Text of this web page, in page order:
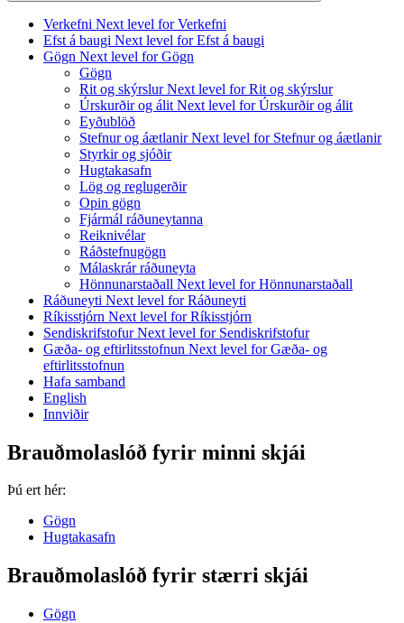
Verkefni Next level for Verkefni
Efst á baugi Next level for Efst á baugi
Gögn Next level for Gögn
Gögn
Rit og skýrslurNext level for Rit og skýrslur
Úrskurðir og álit Next level for Úrskurðir og álit
Eyðublöð
Stefnur og áætlanirNext level for Stefnur og áætlanir
Styrkir og sjóðir
Hugtakasafn
Lög og reglugerðir
Opin gögn
Fjármál ráðuneytanna
Reiknivélar
Ráðstefnugögn
Málaskrár ráðuneyta
Hönnunarstaðall Next level for Hönnunarstaðall
Ráðuneyti Next level for Ráðuneyti
Ríkisstjórn Next level for Ríkisstjórn
SendiskrifstofurNext level for Sendiskrifstofur
Gæða- og eftirlitsstofnun Next level for Gæða- og
eftirlitsstofnun
Hafa samband
English
Innviðir
Brauðmolaslóð fyrir minni skjái
Þú ert hér:
Gögn
Hugtakasafn
Brauðmolaslóð fyrir stærri skjái
Gögn